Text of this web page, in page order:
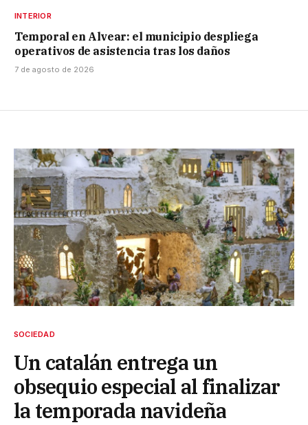
INTERIOR
Temporal en Alvear: el municipio despliega
operativos de asistencia tras los daños
7 de agosto de 2026
SOCIEDAD
Un catalán entrega un
obsequio especial al finalizar
la temporada navideña